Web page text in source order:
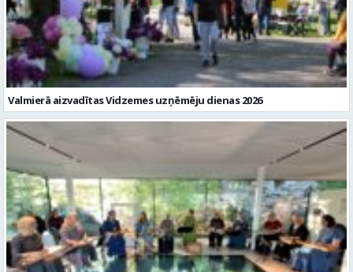
Valmierā aizvadītas Vidzemes uzņēmēju dienas 2026